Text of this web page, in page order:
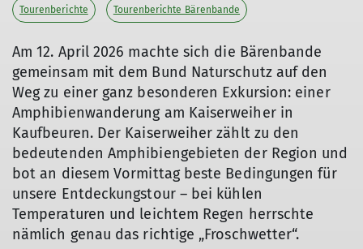
Tourenberichte Tourenberichte Bärenbande
Am 12. April 2026 machte sich die Bärenbande
gemeinsam mit dem Bund Naturschutz auf den
Weg zu einer ganz besonderen Exkursion: einer
Amphibienwanderung am Kaiserweiher in
Kaufbeuren. Der Kaiserweiher zählt zu den
bedeutenden Amphibiengebieten der Region und
bot an diesem Vormittag beste Bedingungen für
unsere Entdeckungstour – bei kühlen
Temperaturen und leichtem Regen herrschte
nämlich genau das richtige „Froschwetter“.